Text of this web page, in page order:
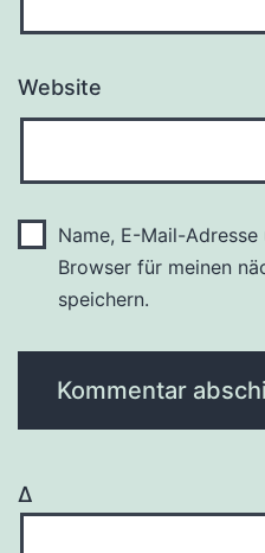
Website
Name, E-Mail-
Browser für meinen
speichern.
Δ